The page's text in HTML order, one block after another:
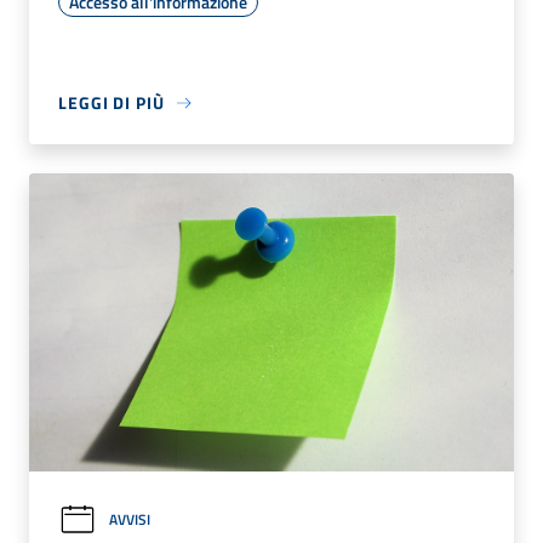
LEGGI DI PIÙ
AVVISI